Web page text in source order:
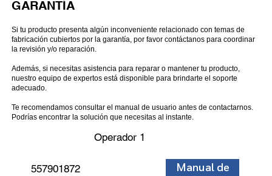
GARANTÍA
Si tu producto presenta algún inconveniente relacionado con temas de
fabricación cubiertos por la garantía, por favor contáctanos para coordinar
la revisión y/o reparación.
Además, si necesitas asistencia para reparar o mantener tu producto,
nuestro equipo de expertos está disponible para brindarte el soporte
adecuado.
Te recomendamos consultar el manual de usuario antes de contactarnos.
Podrías encontrar la solución que necesitas al instante.​
Operador 1​
557901872
Manual de